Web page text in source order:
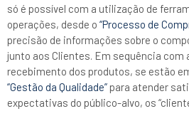
só é possível com a utilização de
operações, desde o “Processo de
precisão de informações sobre o
junto aos Clientes. Em sequência com
recebimento dos produtos, se estão
“Gestão da Qualidade” para atender
expectativas do público-alvo, os